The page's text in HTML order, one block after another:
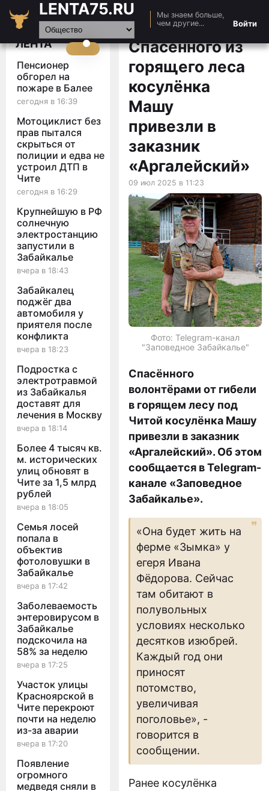
LENTA75.RU
Мы знаем больше,
чем другие...
Войти
Главная
Новости
Видео
Статьи
ЛЕНТА
Пенсионер
обгорел на
пожаре в Балее
сегодня в 16:39
Мотоциклист без
прав пытался
скрыться от
полиции и едва не
устроил ДТП в
Чите
сегодня в 16:29
Крупнейшую в РФ
солнечную
электростанцию
запустили в
Забайкалье
вчера в 18:43
Забайкалец
поджёг два
автомобиля у
приятеля после
конфликта
вчера в 18:23
Подростка с
электротравмой
из Забайкалья
доставят для
лечения в Москву
вчера в 18:14
Более 4 тысяч кв.
м. исторических
улиц обновят в
Чите за 1,5 млрд
рублей
вчера в 18:05
Семья лосей
попала в
объектив
фотоловушки в
Забайкалье
вчера в 17:42
Заболеваемость
энтеровирусом в
Забайкалье
подскочила на
58% за неделю
вчера в 17:25
Участок улицы
Красноярской в
Чите перекроют
почти на неделю
из-за аварии
вчера в 17:20
Появление
огромного
медведя сняли в
Спасённого из
горящего леса
косулёнка
Машу
привезли в
заказник
«Аргалейский»
09 июл 2025 в 11:23
Фото: Telegram-канал
"Заповедное Забайкалье"
Спасённого
волонтёрами от гибели
в горящем лесу под
Читой косулёнка Машу
привезли в заказник
«Аргалейский». Об этом
сообщается в Telegram-
канале «Заповедное
Забайкалье».
«Она будет жить на
ферме «Зымка» у
егеря Ивана
Фёдорова. Сейчас
там обитают в
полувольных
условиях несколько
десятков изюбрей.
Каждый год они
приносят
потомство,
увеличивая
поголовье», -
говорится в
сообщении.
Ранее косулёнка